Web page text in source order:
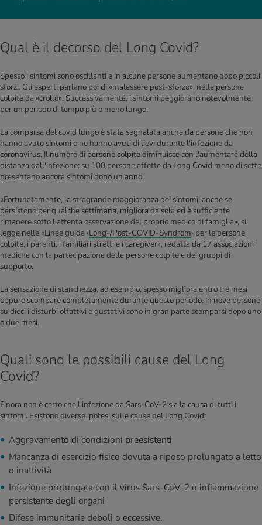
Qual è il decorso del Long Covid?
Spesso i sintomi sono oscillanti e in alcune persone aumentano dopo piccoli
sforzi. Gli esperti parlano poi di «malessere post-sforzo», nelle persone
colpite da «crollo». Successivamente, i sintomi peggiorano notevolmente
per un periodo di tempo più o meno lungo.
La comparsa del covid lungo è stata segnalata anche da persone che non
hanno avuto sintomi o ne hanno avuti di lievi durante l'infezione da
coronavirus. Il numero di persone colpite diminuisce con l'aumentare della
distanza dall'infezione: su 100 persone affette da Long Covid meno di sette
presentano ancora sintomi dopo un anno.
«Fortunatamente, la stragrande maggioranza dei sintomi, anche se
persistono per qualche settimana, migliora da sola ed è sufficiente
rimanere sotto l'attenta osservazione del proprio medico di famiglia», si
legge nelle «Linee guida ‹Long-/Post-COVID-Syndrom› per le persone
colpite, i parenti, i familiari stretti e i caregiver», redatta da 17 associazioni
mediche con la partecipazione delle persone colpite e dei gruppi di
supporto.
La sensazione di stanchezza, ad esempio, spesso migliora entro tre mesi
oppure scompare completamente durante questo periodo. In nove persone
su dieci i disturbi olfattivi e gustativi sono in gran parte scomparsi dopo uno
o due mesi.
Quali sono le possibili cause del Long
Covid?
Finora non è certo che l'infezione da Sars-CoV-2 sia la causa di tutti i
sintomi. Esistono diverse ipotesi sulle cause del Long Covid:
Aggravamento di condizioni preesistenti
Mancanza di esercizio fisico dovuta a riposo prolungato a letto
o inattività
Infezione prolungata con il virus Sars-CoV-2 o infiammazione
persistente degli organi
Difese immunitarie deboli o eccessive.